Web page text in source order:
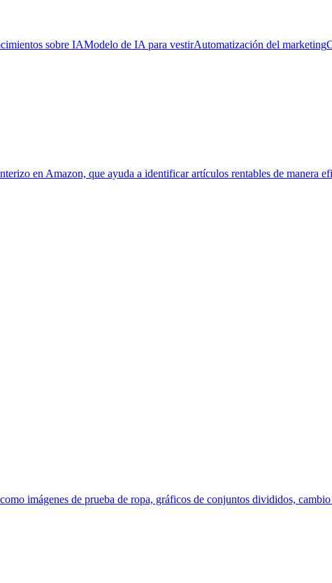
sobre IAModelo de IA para vestirAutomatización del marketing
en Amazon, que ayuda a identificar artículos rentables de manera
imágenes de prueba de ropa, gráficos de conjuntos divididos,